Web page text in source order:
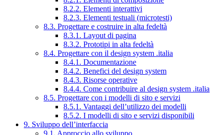
8.2.2. Elementi interattivi
8.2.3. Elementi testuali (microtesti)
8.3. Progettare e costruire in alta fedeltà
8.3.1. Layout di pagina
8.3.2. Prototipi in alta fedeltà
8.4. Progettare con il design system .italia
8.4.1. Documentazione
8.4.2. Benefici del design system
8.4.3. Risorse operative
8.4.4. Come contribuire al design system .italia
8.5. Progettare con i modelli di sito e servizi
8.5.1. Vantaggi dell’utilizzo dei modelli
8.5.2. I modelli di sito e servizi disponibili
9. Sviluppo dell’interfaccia
9.1. Approccio allo sviluppo